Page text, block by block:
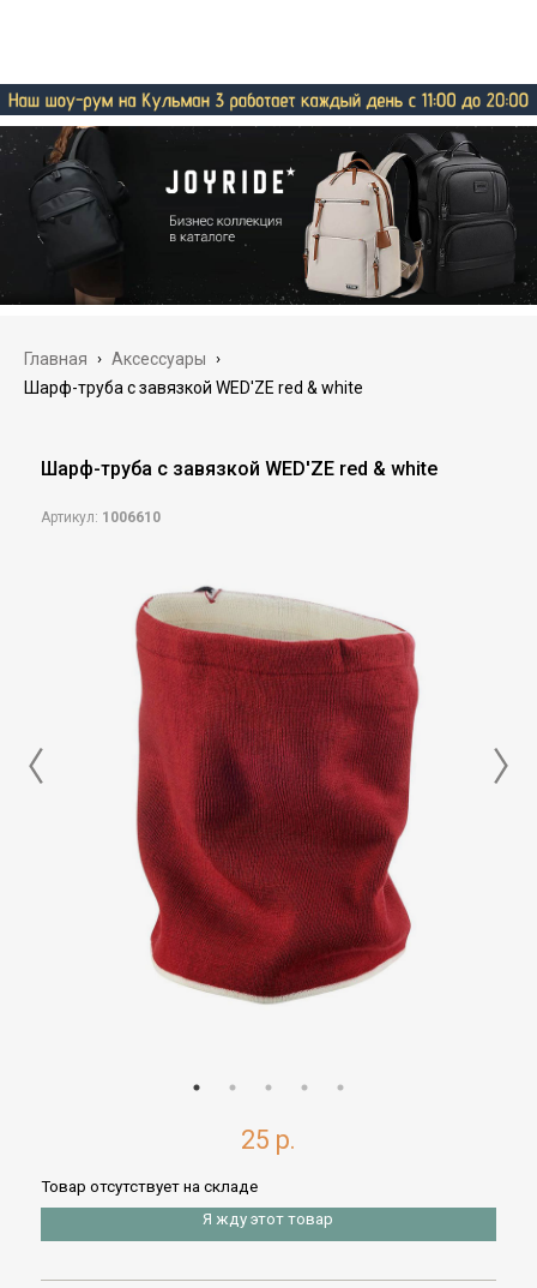
Главная › Аксессуары ›
Шарф-труба с завязкой WED'ZE red & white
Шарф-труба с завязкой WED'ZE red & white
Артикул: 1006610
25 р.
Товар отсутствует на складе
Я жду этот товар